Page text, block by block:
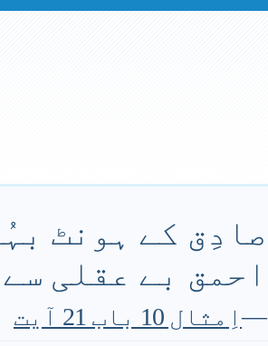
صادِق کے ہونٹ
احمق بے عقلی
—اِمثال 10 باب 21 آیت